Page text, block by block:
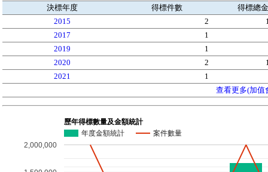
決標年度 得標件數
得標總
2015
2
2017
1
2019
1
2020
2
2021
1
查看更多(加值
歷年得標數量及金額統計
年度金額統計
案件數量
2,000,000